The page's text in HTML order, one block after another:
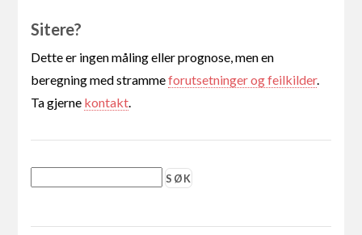
Sitere?
Dette er ingen måling eller prognose, men en
beregning med strammeforutsetninger og feilkilder.
Ta gjerne kontakt